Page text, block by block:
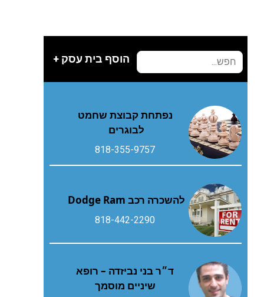
הוסף בית עסק +
נפתחת קבוצת שחמט
לבוגרים
818-355-9757
להשכרה רכב Dodge Ram
818-442-2290
ד״ר בני נביזדה – רופא
שיניים מוסמך